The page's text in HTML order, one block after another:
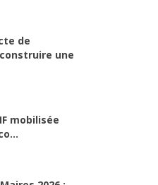
de
une
mobilisée